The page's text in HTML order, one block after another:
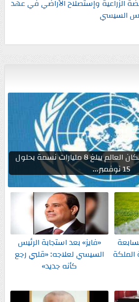
الزراعية وإستصلاح الأراضي في عهد
السيسي
الأمم المتحدة: عدد سكان العالم يبلغ 8 مليارات نسمة بحلول
15 نوفمبر...
الملكة
«فايز» بعد استجابة الرئيس
السيسي لعلاجه: «قلبي رجع
كأنه جديد»